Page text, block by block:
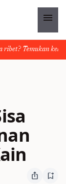
menu
Temukan kelas
ios_share bookmark_add